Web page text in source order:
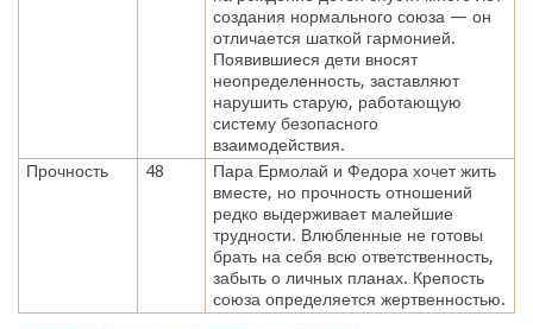
создания нормального союза — он
отличается шаткой гармонией.
Появившиеся дети вносят
неопределенность, заставляют
нарушить старую, работающую
систему безопасного
взаимодействия.
Прочность
48
Пара Ермолай и Федора хочет жить
вместе, но прочность отношений
редко выдерживает малейшие
трудности. Влюбленные не готовы
брать на себя всю ответственность,
забыть о личных планах. Крепость
союза определяется жертвенностью.